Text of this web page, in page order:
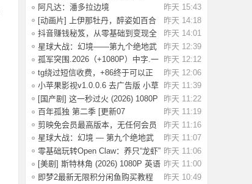
[1.83G]
昨天 15:43
阿凡达：潘多拉边境
Build.22429549（Avata
昨天 14:18
[动画片] 上伊那牡丹，醉姿如百合
(2026) 1
昨天 14:01
抖音赚钱秘笈，从零基础到变现全
解析[40.4G
昨天 12:39
星球大战：幻境——第九个绝地武
士.2026（4
昨天 12:12
孤军突围.2026（+1080P）中字.一
名军官冲出
昨天 12:06
tg绕过短信收费，+86终于可以正
常登录了
昨天 11:39
小苹果影视v1.0.0.6 去广告版 小草
影视v2.5
昨天 11:22
[国产剧] 这一秒过火 (2026) 1080P
国语中
昨天 11:19
百年孤独 第二季 [更新07
集]2026.HD1080P.X
昨天 11:16
剪映免会员最高版本，无任何会员
按钮，免会
昨天 11:07
星球大战：幻境 — 第九个绝地武
士 (2026)
昨天 11:06
零基础玩转Open Claw：养只“龙虾”
当助理
昨天 11:00
[美剧] 斯特林角 (2026) 1080P 英语
中字 (
昨天 10:49
即梦2最新无限积分闲鱼购买教程